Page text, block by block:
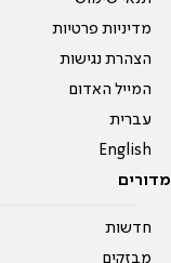
מדיניות פרטיות
הצהרת נגישות
המייל האדום
עברית
English
מדורים
חדשות
מבזקים